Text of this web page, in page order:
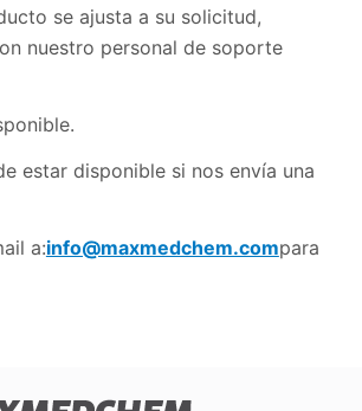
se ajusta a su solicitud,
nuestro personal de soporte
estar disponible si nos envía una
a:info@maxmedchem.compara